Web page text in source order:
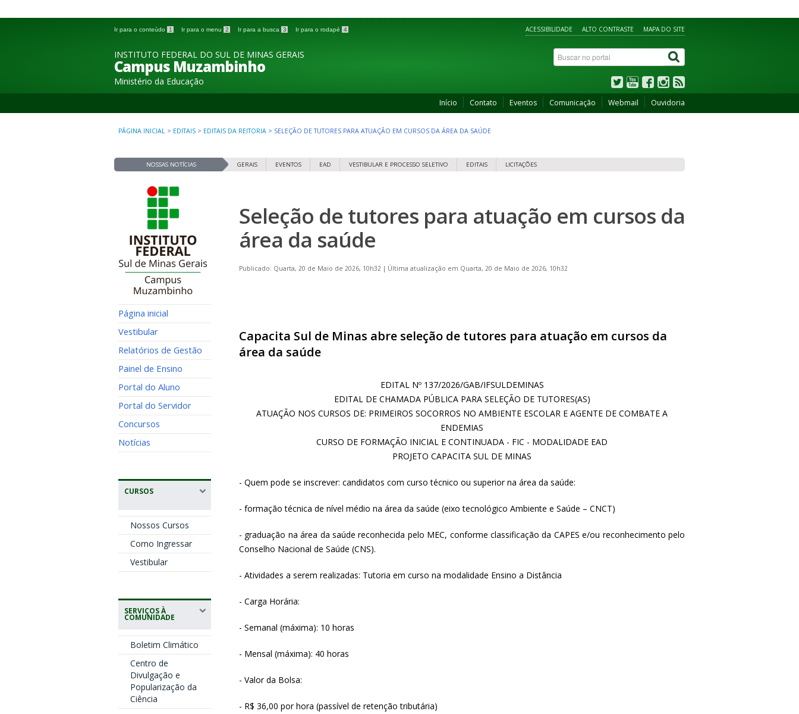
Ir para o conteúdo 1 Ir para o menu 2 Ir para a busca 3 Ir para o rodapé 4 ACESSIBILIDADE ALTO CONTRASTE MAPA DO SITE
INSTITUTO FEDERAL DO SUL DE MINAS GERAIS
Campus Muzambinho
Ministério da Educação
Início Contato Eventos Comunicação Webmail Ouvidoria
PÁGINA INICIAL > EDITAIS > EDITAIS DA REITORIA > SELEÇÃO DE TUTORES PARA ATUAÇÃO EM CURSOS DA ÁREA DA SAÚDE
NOSSAS NOTÍCIAS GERAIS EVENTOS EAD VESTIBULAR E PROCESSO SELETIVO EDITAIS LICITAÇÕES
Página inicial
Vestibular
Relatórios de Gestão
Painel de Ensino
Portal do Aluno
Portal do Servidor
Concursos
Notícias
CURSOS
Nossos Cursos
Como Ingressar
Vestibular
SERVIÇOS À
COMUNIDADE
Boletim Climático
Centro de
Divulgação e
Popularização da
Ciência
Seleção de tutores para atuação em cursos da
área da saúde
Publicado: Quarta, 20 de Maio de 2026, 10h32 | Última atualização em Quarta, 20 de Maio de 2026, 10h32
Capacita Sul de Minas abre seleção de tutores para atuação em cursos da
área da saúde
EDITAL Nº 137/2026/GAB/IFSULDEMINAS
EDITAL DE CHAMADA PÚBLICA PARA SELEÇÃO DE TUTORES(AS)
ATUAÇÃO NOS CURSOS DE: PRIMEIROS SOCORROS NO AMBIENTE ESCOLAR E AGENTE DE COMBATE A
ENDEMIAS
CURSO DE FORMAÇÃO INICIAL E CONTINUADA - FIC - MODALIDADE EAD
PROJETO CAPACITA SUL DE MINAS
- Quem pode se inscrever: candidatos com curso técnico ou superior na área da saúde:
- formação técnica de nível médio na área da saúde (eixo tecnológico Ambiente e Saúde – CNCT)
- graduação na área da saúde reconhecida pelo MEC, conforme classificação da CAPES e/ou reconhecimento pelo
Conselho Nacional de Saúde (CNS).
- Atividades a serem realizadas: Tutoria em curso na modalidade Ensino a Distância
- Carga Horária:
- Semanal (máxima): 10 horas
- Mensal (máxima): 40 horas
- Valor da Bolsa:
- R$ 36,00 por hora (passível de retenção tributária)